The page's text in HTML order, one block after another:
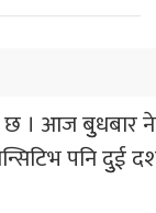
छ । आज
पनि